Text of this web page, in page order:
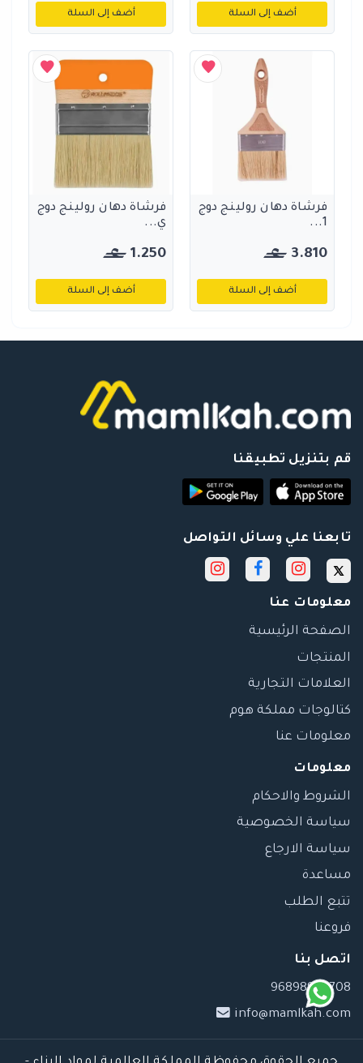
أضف إلى السلة أضف إلى السلة
فرشاة دهان رولينج دوج
1...
3.810
أضف إلى السلة
فرشاة دهان رولينج دوج
ي...
1.250
أضف إلى السلة
قم بتنزيل تطبيقنا
تابعنا علي وسائل التواصل
معلومات عنا
الصفحة الرئيسية
المنتجات
العلامات التجارية
كتالوجات مملكة هوم
معلومات عنا
معلومات
الشروط والاحكام
سياسة الخصوصية
سياسة الارجاع
مساعدة
تتبع الطلب
فروعنا
اتصل بنا
96898989708
info@mamlkah.com